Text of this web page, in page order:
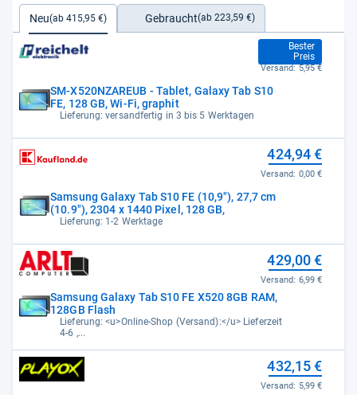
Neu(ab 415,95 €) Gebraucht(ab 223,59 €)
SM-X520NZAREUB - Tablet, Galaxy Tab S10
FE, 128 GB, Wi-Fi, graphit
Lieferung: versandfertig in 3 bis 5 Werktagen
Bester
Preis
415,95 €
Versand: 5,95 €
Samsung Galaxy Tab S10 FE (10,9"), 27,7 cm
(10.9"), 2304 x 1440 Pixel, 128 GB,
Lieferung: 1-2 Werktage
424,94 €
Versand: 0,00 €
Samsung Galaxy Tab S10 FE X520 8GB RAM,
128GB Flash
Lieferung: <u>Online-Shop (Versand):</u> Lieferzeit
4-6 ,...
429,00 €
Versand: 6,99 €
432,15 €
Versand: 5,99 €